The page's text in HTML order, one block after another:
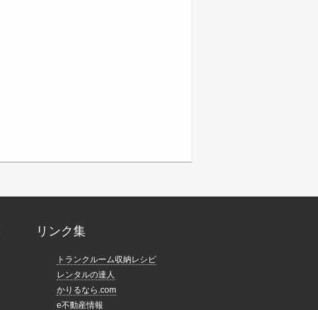
リンク集
トランクルーム収納レシピ
レンタルの達人
かりるなら.com
e不動産情報